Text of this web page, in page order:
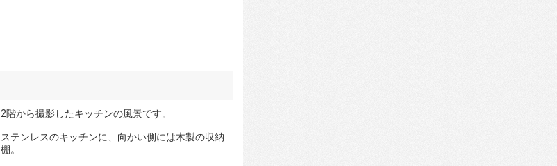
2階から撮影したキッチンの風景です。
ステンレスのキッチンに、向かい側には木製の収納
棚。